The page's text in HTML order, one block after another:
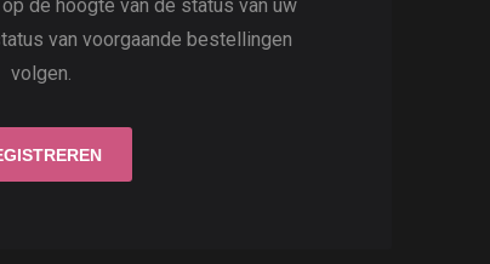
de hoogte van de status van uw
van voorgaande bestellingen
volgen.